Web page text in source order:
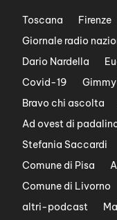
Toscana Firenze
Giornale radio
Dario Nardella
Covid-19
Bravo chi ascolta
Ad ovest di
Stefania Saccardi
Comune di Pisa
Comune di Livorno
altri-podcast